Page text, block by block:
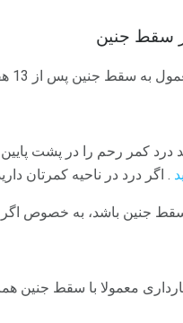
سقط جنین
باشد، که بسیار کمتر از سابقۀ سقط جنین است.
درد کمر رحم را در پشت
. اگر درد در ناحیه کمرتان
سقط جنین باشد، به خصوص
معمولا با سقط